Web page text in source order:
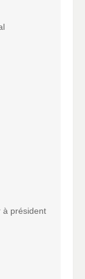
à président